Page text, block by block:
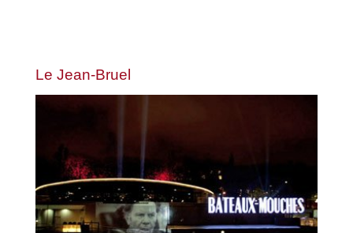
Le Jean-Bruel